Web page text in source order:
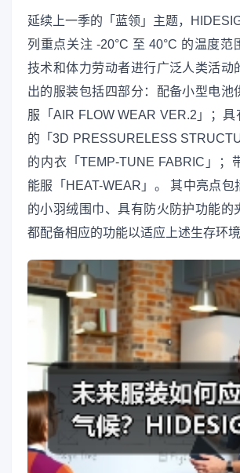
延续上一季的「蓝领」主题，
列重点关注 -20°C 至 40°C 的温度
技术和体力劳动者进行广泛人类活动
出的服装包括四部分：配备小型电池
服「AIR FLOW WEAR VER.2」；
的「3D PRESSURELESS
的内衣「TEMP-TUNE FABRIC」；
能服「HEAT-WEAR」。 其中亮点包
的小羽绒围巾、具有防火防护功能的
都配备相应的功能以适应上述生存环境